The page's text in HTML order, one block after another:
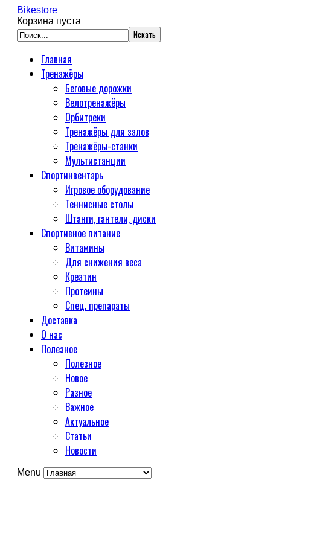
Bikestore
Корзина пуста
Главная
Тренажёры
Беговые дорожки
Велотренажёры
Орбитреки
Тренажёры для залов
Тренажёры-станки
Мультистанции
Спортинвентарь
Игровое оборудование
Теннисные столы
Штанги, гантели, диски
Спортивное питание
Витамины
Для снижения веса
Креатин
Протеины
Спец. препараты
Доставка
О нас
Полезное
Полезное
Новое
Разное
Важное
Актуальное
Статьи
Новости
Menu